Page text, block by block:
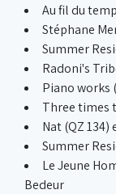
Au fil du
Stéphane
Summer
Radoni's
Piano works
Three times
Nat (QZ 134)
Summer
Le Jeune
Bedeur